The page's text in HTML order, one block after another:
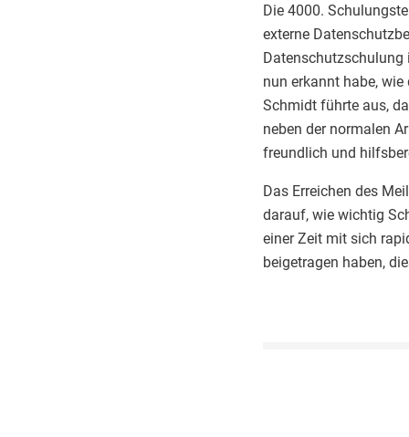
Die 4000.
externe
Datenschutzschulung
nun erkannt habe,
Schmidt führte aus,
neben der normalen
freundlich und
Das Erreichen des
darauf, wie wichtig
einer Zeit mit sich
beigetragen haben,